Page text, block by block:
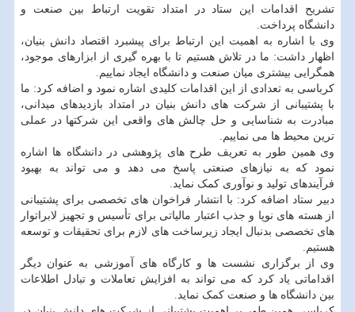
تشریح اقدامات این ستاد در امتداد تقویت ارتباط بین صنعت و
دانشگاه پرداخت.
وی با اشاره به اهمیت این ارتباط برای پیشبرد اقتصاد دانش بنیان،
اظهار داشت: ما در تلاش هستیم تا با بهره گیری از ابزارهای موجود،
همگرایی بیشتری میان صنعت و دانشگاه ایجاد نماییم.
کرباسی به تعدادی از این اقدامات کلیدی اشاره نمود و اضافه کرد: ما
با پشتیبانی از شرکت های دانش بنیان در امتداد بازدیدهای میدانی،
مبادرت به شناسایی و حل چالش های واقعی این شرکتها در عملی
ترین محیط ها می نماییم.
وی همین طور به تعریف طرح های پژوهشی در دانشگاه ها اشاره
نمود که به نیازهای صنعتی پاسخ می دهد و می تواند به بهبود
فرآیندهای تولید و نوآوری کمک نماید.
دبیر ستاد اضافه کرد: با انتشار فراخوان های تخصصی برای پشتیبانی
از هسته های نوپا و جذب اعتبار مالیاتی برای تأسیس و تجهیز لابراتوار
های تخصصی بدنبال ایجاد زیرساخت های لازم برای تحقیقات و توسعه
هستیم.
وی از برگزاری نشست ها و کارگاه های آموزشی به عنوان دیگر
اقداماتی یاد کرد که می تواند به افزایش تعاملات و تبادل اطلاعات
بین دانشگاه ها و صنعت کمک نماید.